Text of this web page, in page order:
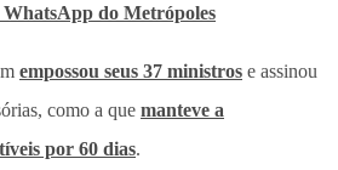
WhatsApp do Metrópoles
empossou seus 37 ministros e assinou
como a que manteve a
por 60 dias.